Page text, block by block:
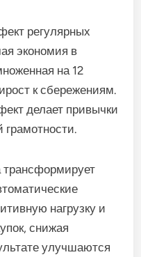
регулярных
экономия в
на 12
к сбережениям.
делает привычки
трансформирует
нагрузку и
снижая
улучшаются